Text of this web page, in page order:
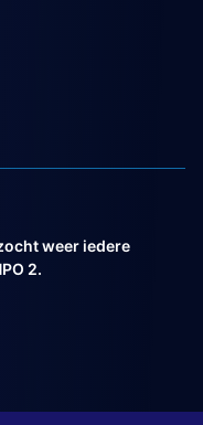
weer iedere
2.